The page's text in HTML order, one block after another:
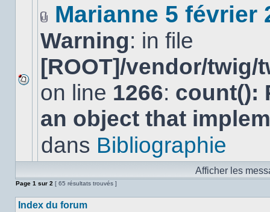
Aucun
nouveau
message
non-
dans
joint(s)
Marianne 5 février
Warning: in file
[ROOT]/vendor/
on line 1266: count():
an object that
dans Bibliographie
Afficher les
Page 1 sur 2 [ 65 résultats trouvés ]
Index du forum